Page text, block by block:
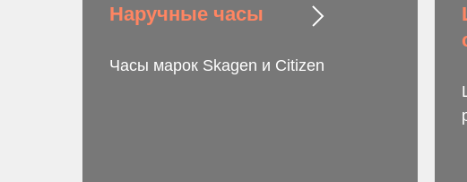
Наручные часы
Часы марок Skagen и Citizen